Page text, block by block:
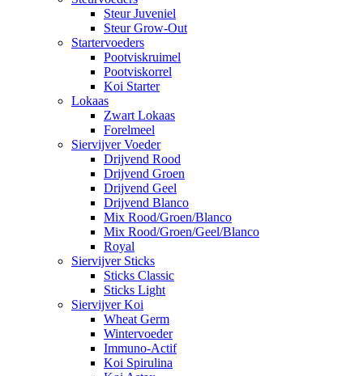
Steur Juveniel
Steur Grow-Out
Startervoeders
Pootviskruimel
Pootviskorrel
Koi Starter
Lokaas
Zwart Lokaas
Forelmeel
Siervijver Voeder
Drijvend Rood
Drijvend Groen
Drijvend Geel
Drijvend Blanco
Mix Rood/Groen/Blanco
Mix Rood/Groen/Geel/Blanco
Royal
Siervijver Sticks
Sticks Classic
Sticks Light
Siervijver Koi
Wheat Germ
Wintervoeder
Immuno-Actif
Koi Spirulina